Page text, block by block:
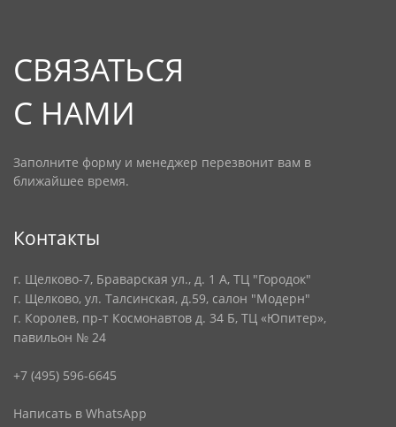
СВЯЗАТЬСЯ
С НАМИ
Заполните форму и менеджер перезвонит вам в
ближайшее время.
Контакты
г. Щелково-7, Браварская ул., д. 1 А, ТЦ "Городок"
г. Щелково, ул. Талсинская, д.59, салон "Модерн"
г. Королев, пр-т Космонавтов д. 34 Б, ТЦ «Юпитер»,
павильон № 24
+7 (495) 596-6645
Написать в WhatsApp